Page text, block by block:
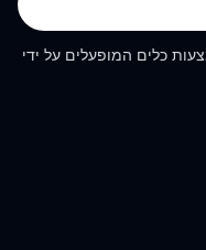
כלים המופעלים על ידי